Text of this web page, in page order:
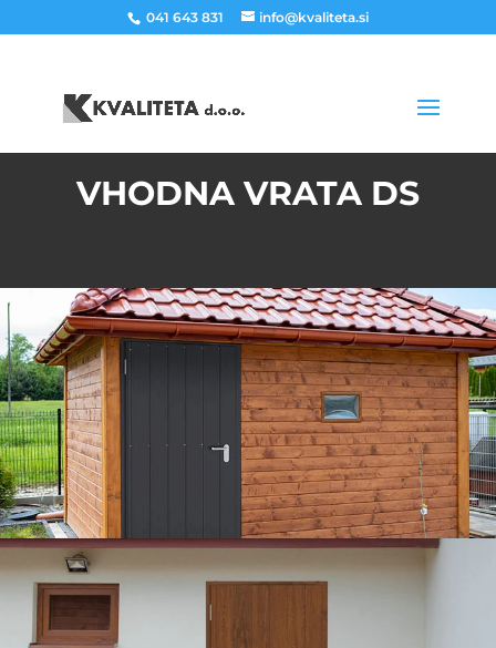
041 643 831 info@kvaliteta.si
VHODNA VRATA DS